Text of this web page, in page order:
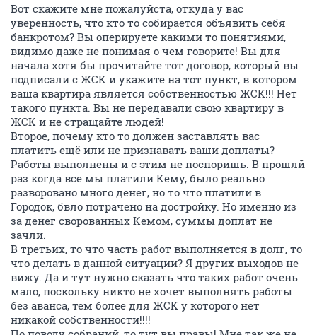
Вот скажите мне пожалуйста, откуда у вас
уверенность, что кто то собирается объявить себя
банкротом? Вы оперируете какими то понятиями,
видимо даже не понимая о чем говорите! Вы для
начала хотя бы прочитайте тот договор, который вы
подписали с ЖСК и укажите на тот пункт, в котором
ваша квартира является собственностью ЖСК!!! Нет
такого пункта. Вы не передавали свою квартиру в
ЖСК и не стращайте людей!
Второе, почему кто то должен заставлять вас
платить ещё или не признавать ваши доплаты?
Работы выполнены и с этим не поспоришь. В прошлй
раз когда все мы платили Кему, было реально
разворовано много денег, но то что платили в
Городок, бвло потрачено на достройку. Но именно из
за денег сворованных Кемом, суммы доплат не
зачли.
В третьих, то что часть работ выполняется в долг, то
что делать в данной ситуации? Я других выходов не
вижу. Да и тут нужно сказать что таких работ очень
мало, поскольку никто не хочет выполнять работы
без аванса, тем более для ЖСК у которого нет
никакой собственности!!!!